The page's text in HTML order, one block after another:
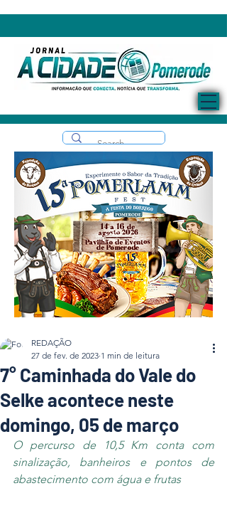
7° Caminhada do Vale do
Selke acontece neste
domingo, 05 de março
REDAÇÃO
27 de fev. de 2023 1 min de leitura
O percurso de 10,5 Km conta com
sinalização, banheiros e pontos de
abastecimento com água e frutas